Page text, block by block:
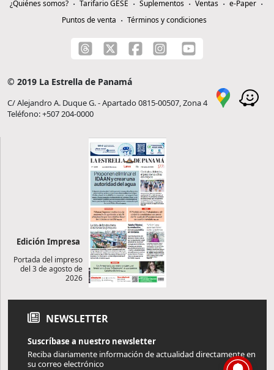
¿Quiénes somos? Tarifario GESE Suplementos Ventas
e-Paper
Puntos de venta
Términos y condiciones
© 2019 La Estrella de Panamá
C/ Alejandro A. Duque G. - Apartado 0815-00507, Zona 4
Teléfono: +507 204-0000
Edición Impresa
Portada del impreso
del 3 de agosto de
2026
NEWSLETTER
Suscríbase a nuestro newsletter
Reciba diariamente información de actualidad directamente en
su correo electrónico